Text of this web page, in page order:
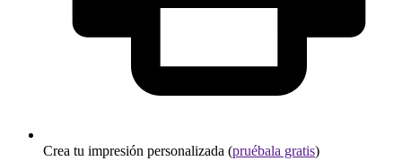
Crea tu impresión personalizada (pruébala gratis)